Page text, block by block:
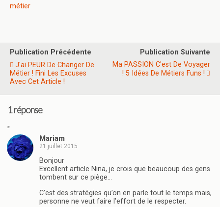
métier
Publication Précédente
J'ai PEUR De Changer De
Métier ! Fini Les Excuses
Avec Cet Article !
Publication Suivante
Ma PASSION C'est De Voyager
! 5 Idées De Métiers Funs !
1 réponse
"
Mariam
21 juillet 2015
Bonjour
Excellent article Nina, je crois que beaucoup des gens
tombent sur ce piège…
C’est des stratégies qu’on en parle tout le temps mais,
personne ne veut faire l’effort de le respecter.